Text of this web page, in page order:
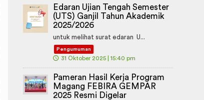
Edaran Ujian Tengah Semester
(UTS) Ganjil Tahun Akademik
2025/2026
untuk melihat surat edaran U...
Pengumuman
🕔 31 Oktober 2025 | 15:40 pm
Pameran Hasil Kerja Program
Magang FEBIRA GEMPAR
2025 Resmi Digelar